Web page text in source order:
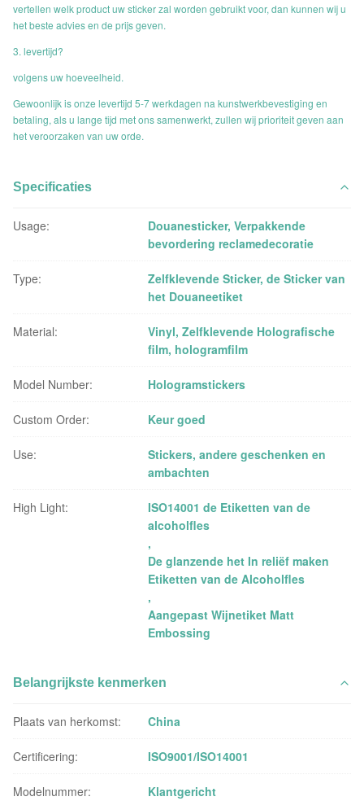
vertellen welk product uw sticker zal worden gebruikt voor, dan kunnen wij u
het beste advies en de prijs geven.
3. levertijd?
volgens uw hoeveelheid.
Gewoonlijk is onze levertijd 5-7 werkdagen na kunstwerkbevestiging en
betaling, als u lange tijd met ons samenwerkt, zullen wij prioriteit geven aan
het veroorzaken van uw orde.
Specificaties
Usage:
Douanesticker, Verpakkende
bevordering reclamedecoratie
Type:
Zelfklevende Sticker, de Sticker van
het Douaneetiket
Material:
Vinyl, Zelfklevende Holografische
film, hologramfilm
Model Number: Hologramstickers
Custom Order: Keur goed
Use:
Stickers, andere geschenken en
ambachten
High Light:
ISO14001 de Etiketten van de
alcoholfles
,
De glanzende het In reliëf maken
Etiketten van de Alcoholfles
,
Aangepast Wijnetiket Matt
Embossing
Belangrijkste kenmerken
Plaats van herkomst: China
Certificering: ISO9001/ISO14001
Modelnummer: Klantgericht